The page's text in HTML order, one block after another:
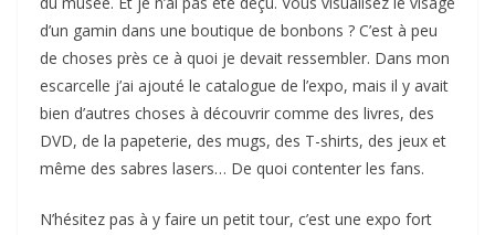
d’un gamin dans une boutique de bonbons ? C’est à peu
de choses près ce à quoi je devait ressembler. Dans mon
escarcelle j’ai ajouté le catalogue de l’expo, mais il y avait
bien d’autres choses à découvrir comme des livres, des
DVD, de la papeterie, des mugs, des T-shirts, des jeux et
même des sabres lasers… De quoi contenter les fans.
N’hésitez pas à y faire un petit tour, c’est une expo fort